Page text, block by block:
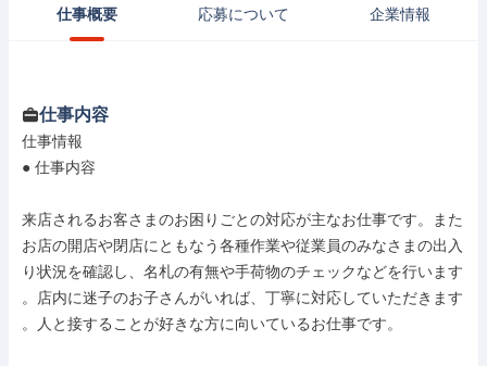
仕事概要 応募について 企業情報
仕事内容
仕事情報
● 仕事内容
来店されるお客さまのお困りごとの対応が主なお仕事です。また
お店の開店や閉店にともなう各種作業や従業員のみなさまの出入
り状況を確認し、名札の有無や手荷物のチェックなどを行います
。店内に迷子のお子さんがいれば、丁寧に対応していただきます
。人と接することが好きな方に向いているお仕事です。